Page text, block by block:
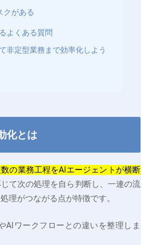
クがある
よくある質問
非定型業務まで効率化しよう
化とは
の業務工程をAIエージェントが横断
て次の処理を自ら判断し、一連の流
理がつながる点が特徴です。
AIワークフローとの違いを整理しま